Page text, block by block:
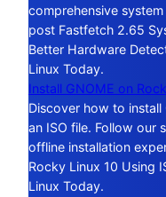
comprehensive
post Fastfetch 2.65
Better Hardware
Linux Today.
Install GNOME on
Discover how to install
an ISO file. Follow our
offline installation
Rocky Linux 10 Using
Linux Today.